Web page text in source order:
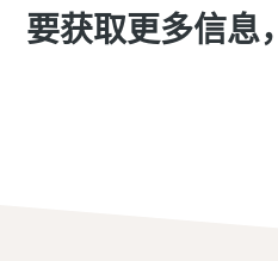
了解如何创建效率更高的气
要获取更多信息